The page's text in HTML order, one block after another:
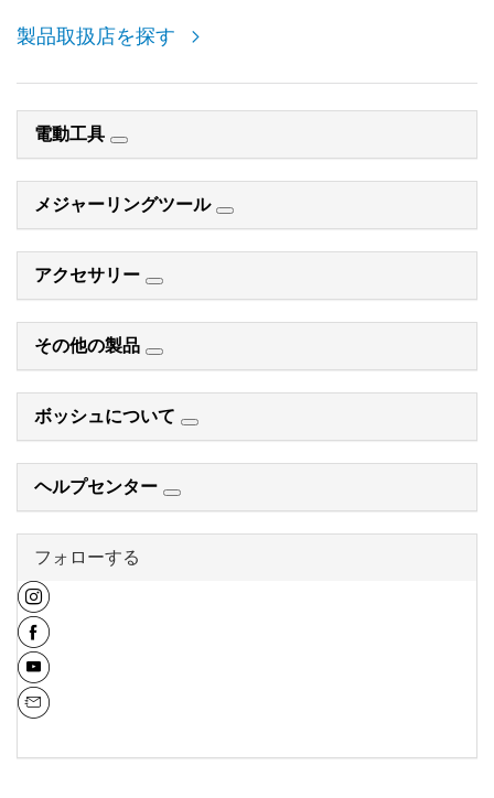
製品取扱店を探す
電動工具
メジャーリングツール
アクセサリー
その他の製品
ボッシュについて
ヘルプセンター
フォローする